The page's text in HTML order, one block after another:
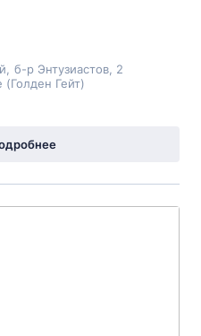
б-р Энтузиастов , 2
Гейт)